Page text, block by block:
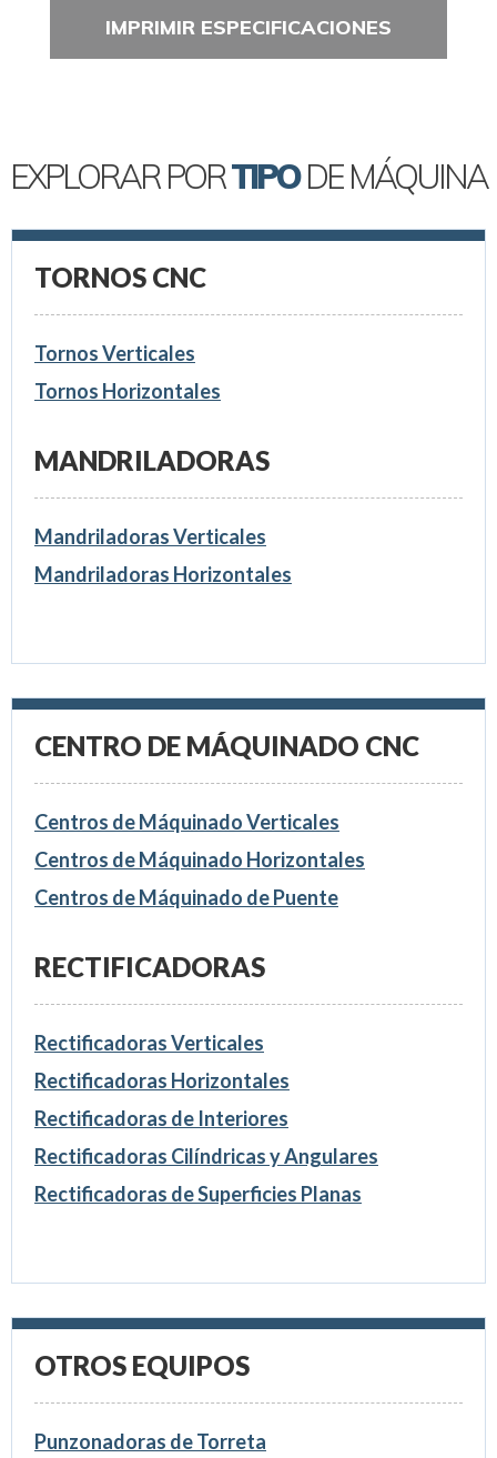
IMPRIMIR ESPECIFICACIONES
EXPLORAR PORTIPODE MÁQUINA
TORNOS CNC
Tornos Verticales
Tornos Horizontales
MANDRILADORAS
Mandriladoras Verticales
Mandriladoras Horizontales
CENTRO DE MÁQUINADO CNC
Centros de Máquinado Verticales
Centros de Máquinado Horizontales
Centros de Máquinado de Puente
RECTIFICADORAS
Rectificadoras Verticales
Rectificadoras Horizontales
Rectificadoras de Interiores
Rectificadoras Cilíndricas y Angulares
Rectificadoras de Superficies Planas
OTROS EQUIPOS
Punzonadoras de Torreta